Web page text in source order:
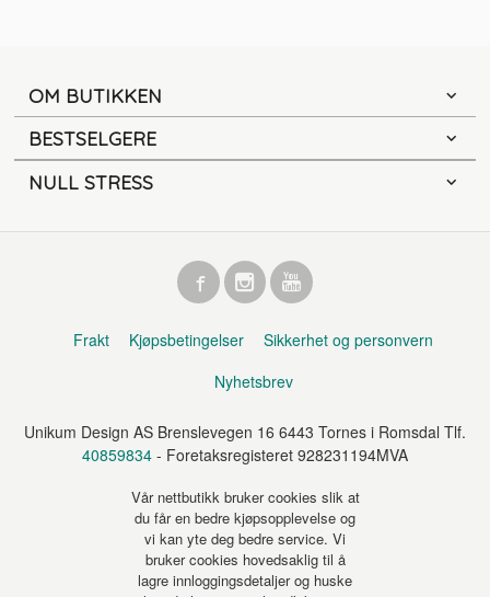
OM BUTIKKEN
BESTSELGERE
NULL STRESS
Frakt Kjøpsbetingelser
Sikkerhet og personvern
Nyhetsbrev
Unikum Design AS Brenslevegen 16 6443 Tornes i Romsdal Tlf.
40859834 - Foretaksregisteret 928231194MVA
Vår nettbutikk bruker cookies slik at
du får en bedre kjøpsopplevelse og
vi kan yte deg bedre service. Vi
bruker cookies hovedsaklig til å
lagre innloggingsdetaljer og huske